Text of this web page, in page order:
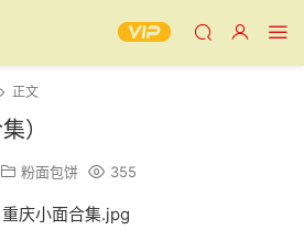
正文
）
粉面包饼 355